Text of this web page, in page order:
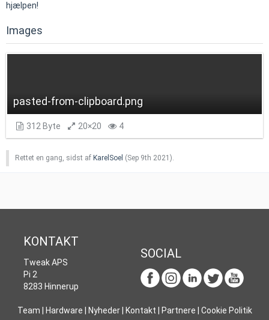
hjælpen!
Images
pasted-from-clipboard.png
312 Byte 20×20 4
Rettet en gang, sidst af KarelSoel (Sep 9th 2021 ).
KONTAKT
Tweak APS
Pi 2
8283 Hinnerup
SOCIAL
Team Hardware Nyheder| Kontakt Partnere Cookie Politik